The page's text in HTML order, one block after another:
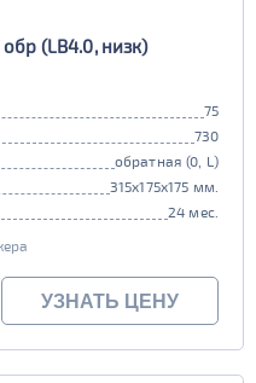
обр (LB4.0, низк)
75
730
обратная (0, L)
315x175x175 мм.
24 мес.
УЗНАТЬ ЦЕНУ